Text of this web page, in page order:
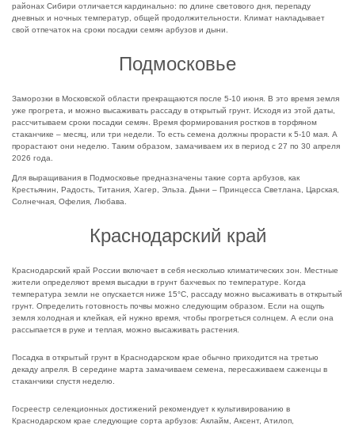
районах Сибири отличается кардинально: по длине светового дня, перепаду
дневных и ночных температур, общей продолжительности. Климат накладывает
свой отпечаток на сроки посадки семян арбузов и дыни.
Подмосковье
Заморозки в Московской области прекращаются после 5-10 июня. В это время земля
уже прогрета, и можно высаживать рассаду в открытый грунт. Исходя из этой даты,
рассчитываем сроки посадки семян. Время формирования ростков в торфяном
стаканчике – месяц, или три недели. То есть семена должны прорасти к 5-10 мая. А
прорастают они неделю. Таким образом, замачиваем их в период с 27 по 30 апреля
2026 года.
Для выращивания в Подмосковье предназначены такие сорта арбузов, как
Крестьянин, Радость, Титания, Хагер, Эльза. Дыни – Принцесса Светлана, Царская,
Солнечная, Офелия, Любава.
Краснодарский край
Краснодарский край России включает в себя несколько климатических зон. Местные
жители определяют время высадки в грунт бахчевых по температуре. Когда
температура земли не опускается ниже 15°С, рассаду можно высаживать в открытый
грунт. Определить готовность почвы можно следующим образом. Если на ощупь
земля холодная и клейкая, ей нужно время, чтобы прогреться солнцем. А если она
рассыпается в руке и теплая, можно высаживать растения.
Посадка в открытый грунт в Краснодарском крае обычно приходится на третью
декаду апреля. В середине марта замачиваем семена, пересаживаем саженцы в
стаканчики спустя неделю.
Госреестр селекционных достижений рекомендует к культивированию в
Краснодарском крае следующие сорта арбузов: Аклайм, Аксент, Атилоп,